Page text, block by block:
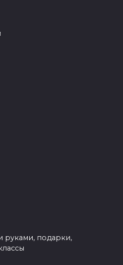
руками, подарки,